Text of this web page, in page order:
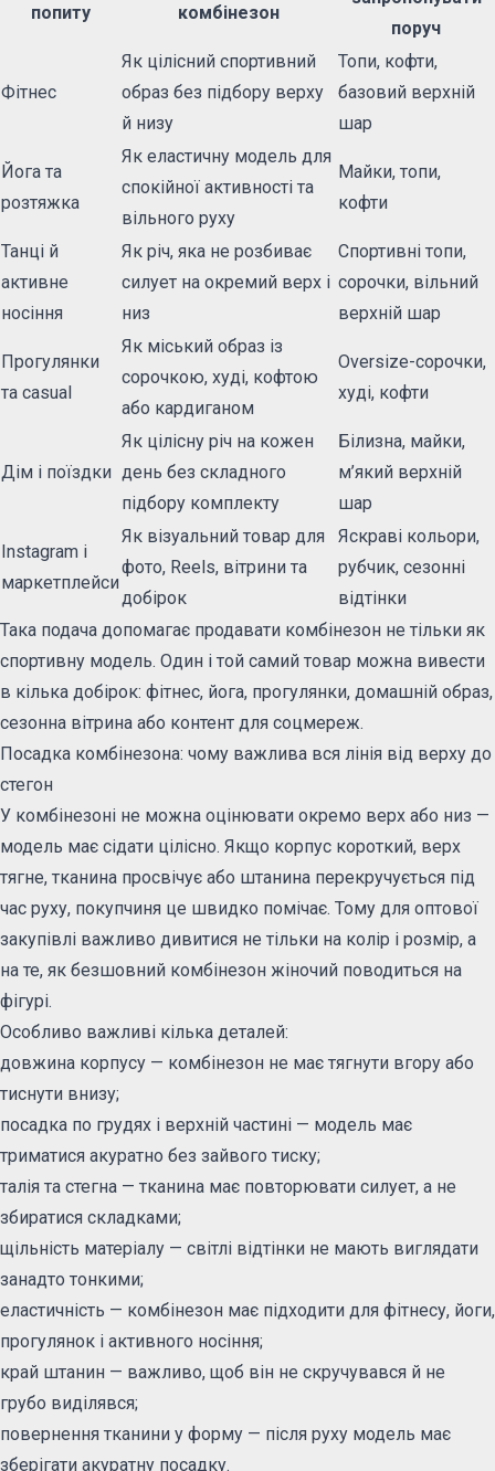
попиту комбінезон
поруч
Фітнес
Як цілісний спортивний
образ без підбору верху
й низу
Топи, кофти,
базовий верхній
шар
Йога та
розтяжка
Як еластичну модель для
спокійної активності та
вільного руху
Майки, топи,
кофти
Танці й
активне
носіння
Як річ, яка не розбиває
силует на окремий верх і
низ
Спортивні топи,
сорочки, вільний
верхній шар
Прогулянки
та casual
Як міський образ із
сорочкою, худі, кофтою
або кардиганом
Oversize-сорочки,
худі, кофти
Дім і поїздки
Як цілісну річ на кожен
день без складного
підбору комплекту
Білизна, майки,
м’який верхній
шар
Instagram і
маркетплейси
Як візуальний товар для
фото, Reels, вітрини та
добірок
Яскраві кольори,
рубчик, сезонні
відтінки
Така подача допомагає продавати комбінезон не тільки як
спортивну модель. Один і той самий товар можна вивести
в кілька добірок: фітнес, йога, прогулянки, домашній образ,
сезонна вітрина або контент для соцмереж.
Посадка комбінезона: чому важлива вся лінія від верху до
стегон
У комбінезоні не можна оцінювати окремо верх або низ —
модель має сідати цілісно. Якщо корпус короткий, верх
тягне, тканина просвічує або штанина перекручується під
час руху, покупчиня це швидко помічає. Тому для оптової
закупівлі важливо дивитися не тільки на колір і розмір, а
на те, як безшовний комбінезон жіночий поводиться на
фігурі.
Особливо важливі кілька деталей:
довжина корпусу — комбінезон не має тягнути вгору або
тиснути внизу;
посадка по грудях і верхній частині — модель має
триматися акуратно без зайвого тиску;
талія та стегна — тканина має повторювати силует, а не
збиратися складками;
щільність матеріалу — світлі відтінки не мають виглядати
занадто тонкими;
еластичність — комбінезон має підходити для фітнесу, йоги,
прогулянок і активного носіння;
край штанин — важливо, щоб він не скручувався й не
грубо виділявся;
повернення тканини у форму — після руху модель має
зберігати акуратну посадку.